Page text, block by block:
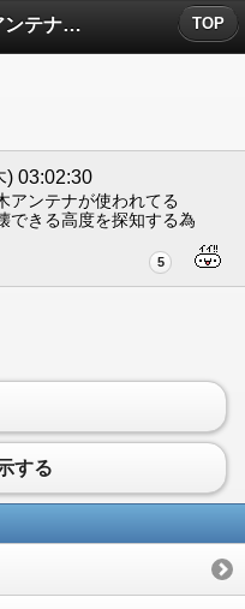
No.5257 八木アンテナについたコメント TOP
) 03:02:30
アンテナが使われてる
できる高度を探知する為
5
する